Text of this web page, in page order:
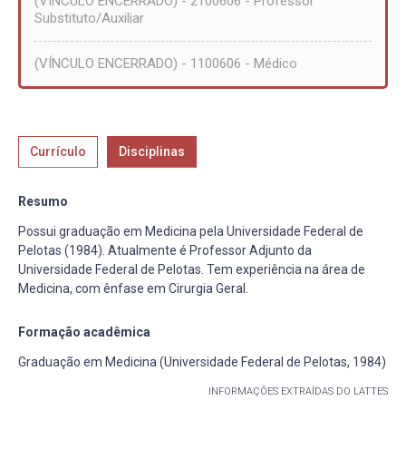
Substituto/Auxiliar
(VÍNCULO ENCERRADO) - 1100606 - Médico
Currículo Disciplinas
Resumo
Possui graduação em Medicina pela Universidade Federal de
Pelotas (1984). Atualmente é Professor Adjunto da
Universidade Federal de Pelotas. Tem experiência na área de
Medicina, com ênfase em Cirurgia Geral.
Formação acadêmica
Graduação em Medicina (Universidade Federal de Pelotas, 1984)
INFORMAÇÕES EXTRAÍDAS DO LATTES